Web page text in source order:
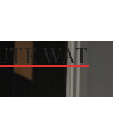
WAT